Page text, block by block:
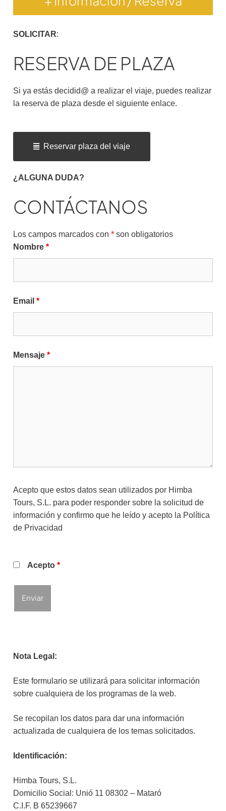
SOLICITAR:
RESERVA DE PLAZA
Si ya estás decidid@ a realizar el viaje, puedes realizar
la reserva de plaza desde el siguiente enlace.
Reservar plaza del viaje
¿ALGUNA DUDA?
CONTÁCTANOS
Los campos marcados con * son obligatorios
Nombre *
Email *
Mensaje *
Acepto que estos datos sean utilizados por Himba
Tours, S.L. para poder responder sobre la solicitud de
información y confirmo que he leído y acepto la Política
de Privacidad
Acepto *
Nota Legal:
Este formulario se utilizará para solicitar información
sobre cualquiera de los programas de la web.
Se recopilan los datos para dar una información
actualizada de cualquiera de los temas solicitados.
Identificación:
Himba Tours, S.L.
Domicilio Social: Unió 11 08302 – Mataró
C.I.F. B 65239667